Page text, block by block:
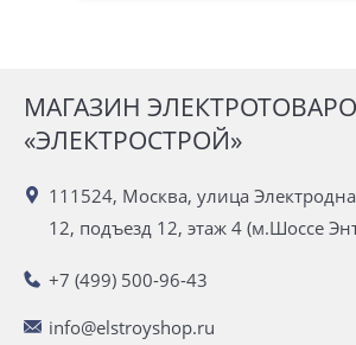
МАГАЗИН
«ЭЛЕКТРОСТРОЙ»
111524, Москва, улица
12, подъезд 12, этаж 4 (м.Шоссе
+7 (499) 500-96-43
info@elstroyshop.ru